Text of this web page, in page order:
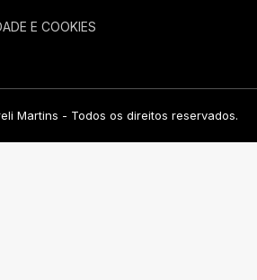
E COOKIES
Martins - Todos os direitos reservados.